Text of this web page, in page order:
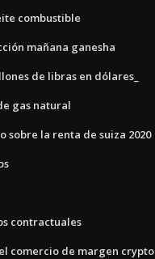
combustible
mañana ganesha
de libras en dólares_
gas natural
sobre la renta de suiza 2020
contractuales
comercio de margen crypto